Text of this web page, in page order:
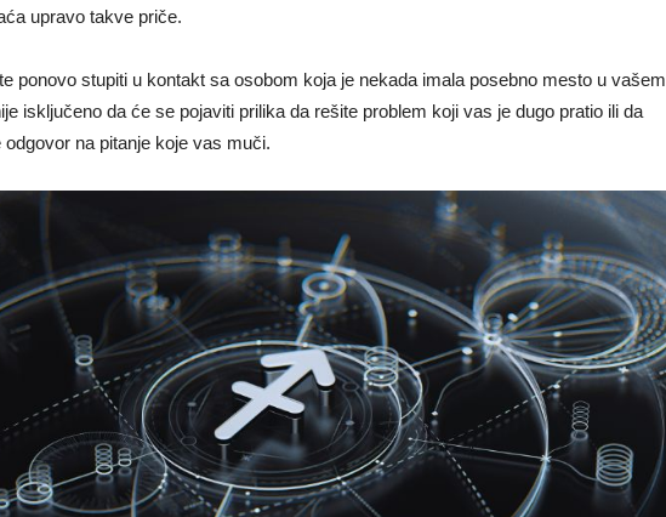
upravo takve priče.
ponovo stupiti u kontakt sa osobom koja je nekada imala posebno mesto u vašem
isključeno da će se pojaviti prilika da rešite problem koji vas je dugo pratio ili da
odgovor na pitanje koje vas muči.